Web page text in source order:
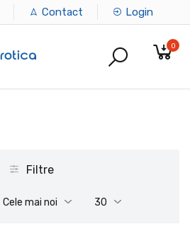
Contact Login
0
Filtre
Cele mai noi 30